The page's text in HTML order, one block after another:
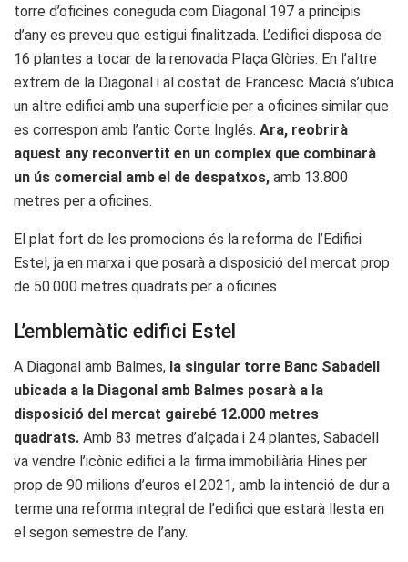
torre d’oficines coneguda com Diagonal 197 a principis
d’any es preveu que estigui finalitzada. L’edifici disposa de
16 plantes a tocar de la renovada Plaça Glòries. En l’altre
extrem de la Diagonal i al costat de Francesc Macià s’ubica
un altre edifici amb una superfície per a oficines similar que
es correspon amb l’antic Corte Inglés. Ara, reobrirà
aquest any reconvertit en un complex que combinarà
un ús comercial amb el de despatxos, amb 13.800
metres per a oficines.
El plat fort de les promocions és la reforma de l’Edifici
Estel, ja en marxa i que posarà a disposició del mercat prop
de 50.000 metres quadrats per a oficines
L’emblemàtic edifici Estel
A Diagonal amb Balmes, la singular torre Banc Sabadell
ubicada a la Diagonal amb Balmes posarà a la
disposició del mercat gairebé 12.000 metres
quadrats. Amb 83 metres d’alçada i 24 plantes, Sabadell
va vendre l’icònic edifici a la firma immobiliària Hines per
prop de 90 milions d’euros el 2021, amb la intenció de dur a
terme una reforma integral de l’edifici que estarà llesta en
el segon semestre de l’any.